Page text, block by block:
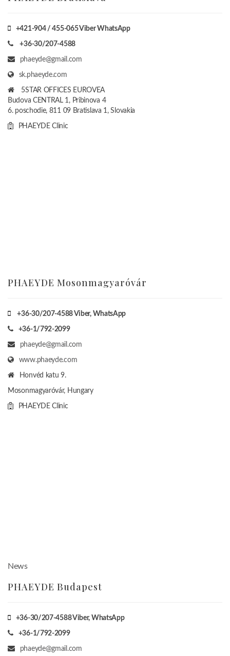
+421-904 / 455-065 Viber WhatsApp
+36-30/207-4588
phaeyde@gmail.com
sk.phaeyde.com
5STAR OFFICES EUROVEA
Budova CENTRAL 1, Pribinova 4
6. poschodie, 811 09 Bratislava 1, Slovakia
PHAEYDE Clinic
PHAEYDE Mosonmagyaróvár
+36-30/207-4588Viber, WhatsApp
+36-1/792-2099
phaeyde@gmail.com
www.phaeyde.com
Honvéd katu 9.
Mosonmagyaróvár, Hungary
PHAEYDE Clinic
News
PHAEYDE Budapest
+36-30/207-4588Viber, WhatsApp
+36-1/792-2099
phaeyde@gmail.com